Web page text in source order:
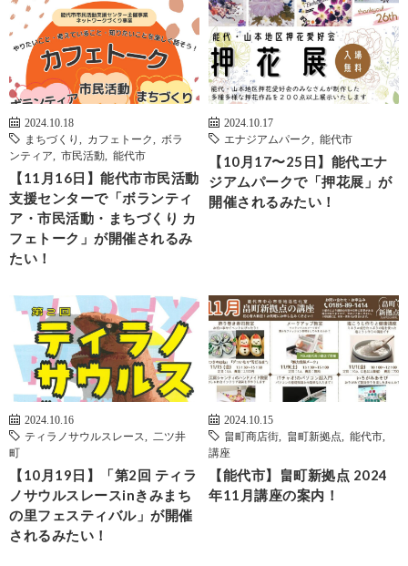
2024.10.18
まちづくり
カフェトーク
ボラ
ンティア
市民活動 能代市
【11月16日】能代市市民活動
支援センターで「ボランティ
ア・市民活動・まちづくり カ
フェトーク」が開催されるみ
たい！
2024.10.17
エナジアムパーク
能代市
【10月17〜25日】能代エナ
ジアムパークで「押花展」が
開催されるみたい！
2024.10.16
ティラノサウルスレース
二ツ井
町
【10月19日】「第2回 ティラ
ノサウルスレースinきみまち
の里フェスティバル」が開催
されるみたい！
2024.10.15
畠町商店街
畠町新拠点 能代市
講座
【能代市】畠町新拠点 2024
年11月講座の案内！